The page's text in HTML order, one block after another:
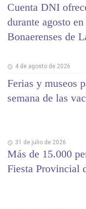
Cuenta DNI
durante agosto
Bonaerenses de
4 de agosto de 2026
Ferias y museos
semana de las
31 de julio de 2026
Más de 15.000
Fiesta Provincial